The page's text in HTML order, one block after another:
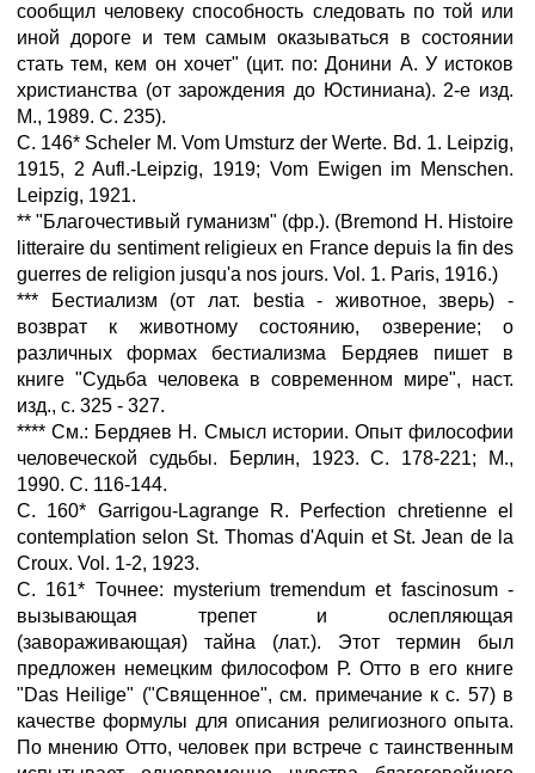
сообщил человеку способность следовать по той или
иной дороге и тем самым оказываться в состоянии
стать тем, кем он хочет" (цит. по: Донини А. У истоков
христианства (от зарождения до Юстиниана). 2-е изд.
М., 1989. С. 235).
С. 146* Scheler М. Vom Umsturz der Werte. Bd. 1. Leipzig,
1915, 2 Aufl.-Leipzig, 1919; Vom Ewigen im Menschen.
Leipzig, 1921.
** "Благочестивый гуманизм" (фр.). (Bremond Н. Histoire
litteraire du sentiment religieux en France depuis la fin des
guerres de religion jusqu'a nos jours. Vol. 1. Paris, 1916.)
*** Бестиализм (от лат. bestia - животное, зверь) -
возврат к животному состоянию, озверение; о
различных формах бестиализма Бердяев пишет в
книге "Судьба человека в современном мире", наст.
изд., с. 325 - 327.
**** См.: Бердяев Н. Смысл истории. Опыт философии
человеческой судьбы. Берлин, 1923. С. 178-221; М.,
1990. С. 116-144.
С. 160* Garrigou-Lagrange R. Perfection chretienne el
contemplation selon St. Thomas d'Aquin et St. Jean de la
Croux. Vol. 1-2, 1923.
С. 161* Точнее: mysterium tremendum et fascinosum -
вызывающая трепет и ослепляющая
(завораживающая) тайна (лат.). Этот термин был
предложен немецким философом Р. Отто в его книге
"Das Heilige" ("Священное", см. примечание к с. 57) в
качестве формулы для описания религиозного опыта.
По мнению Отто, человек при встрече с таинственным